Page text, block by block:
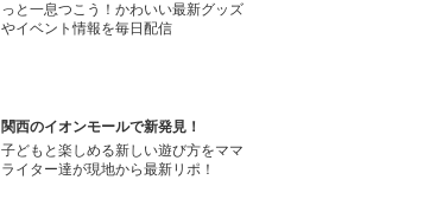
っと一息つこう！かわいい最新グッズ
やイベント情報を毎日配信
関西のイオンモールで新発見！
子どもと楽しめる新しい遊び方をママ
ライター達が現地から最新リポ！